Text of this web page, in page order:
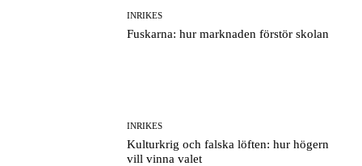
INRIKES
Fuskarna: hur marknaden förstör skolan
INRIKES
Kulturkrig och falska löften: hur högern
vill vinna valet